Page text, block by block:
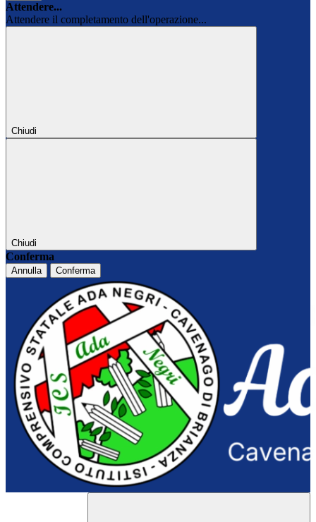
Attendere...
Attendere il completamento dell'operazione...
Chiudi
Chiudi
Conferma
Annulla Conferma